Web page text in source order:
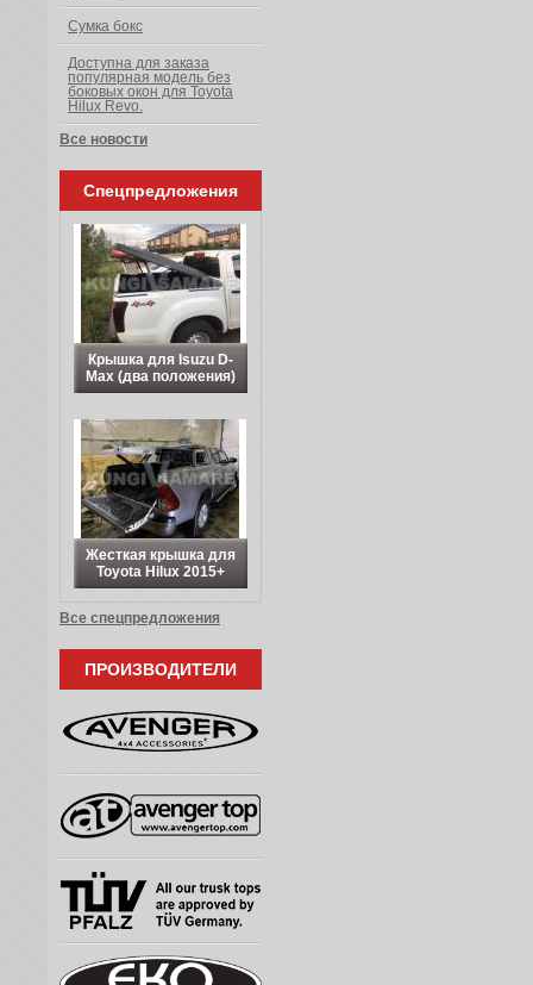
Сумка бокс
Доступна для заказа
популярная модель без
боковых окон для Toyota
Hilux Revo.
Все новости
Спецпредложения
Крышка для Isuzu D-
Max (два положения)
Жесткая крышка для
Toyota Hilux 2015+
Все спецпредложения
ПРОИЗВОДИТЕЛИ